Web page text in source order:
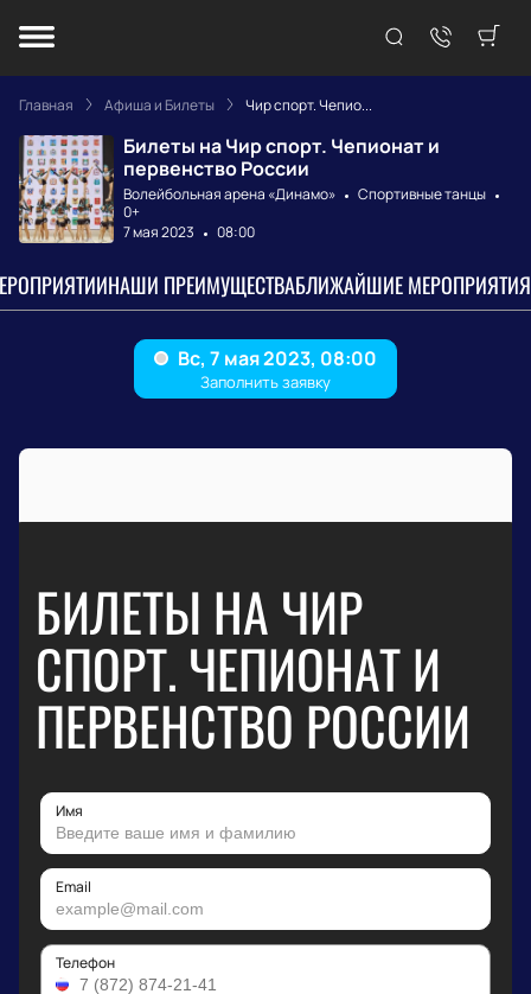
Главная Афиша и Билеты Чир спорт. Чепио...
Билеты на Чир спорт. Чепионат и
первенство России
Волейбольная арена «Динамо»
Спортивные танцы
0+
7 мая 2023
08:00
НАШИ ПРЕИМУЩЕСТВАБЛИЖАЙШИЕ МЕРОПРИЯТИЯ
БИЛЕТЫ НА ЧИР
СПОРТ. ЧЕПИОНАТ И
ПЕРВЕНСТВО РОССИИ
Имя
Email
Телефон